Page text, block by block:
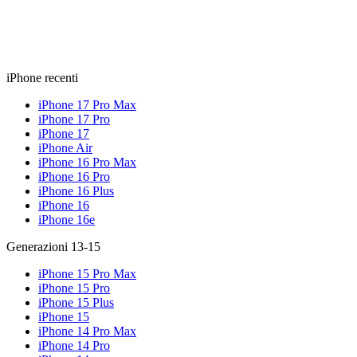
iPhone recenti
iPhone 17 Pro Max
iPhone 17 Pro
iPhone 17
iPhone Air
iPhone 16 Pro Max
iPhone 16 Pro
iPhone 16 Plus
iPhone 16
iPhone 16e
Generazioni 13-15
iPhone 15 Pro Max
iPhone 15 Pro
iPhone 15 Plus
iPhone 15
iPhone 14 Pro Max
iPhone 14 Pro